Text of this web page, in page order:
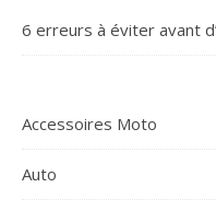
6 erreurs à éviter avant
Accessoires Moto
Auto